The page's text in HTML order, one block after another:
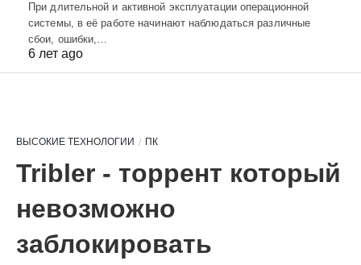
При длительной и активной эксплуатации операционной
системы, в её работе начинают наблюдаться различные
сбои, ошибки,…
6 лет ago